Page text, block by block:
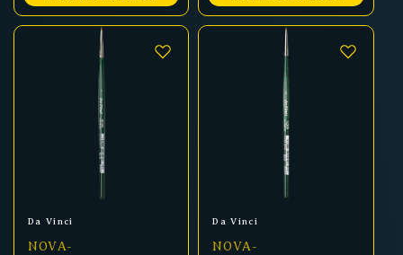
Anbieter:
Da Vinci
NOVA-
Anbieter:
Da Vinci
NOVA-